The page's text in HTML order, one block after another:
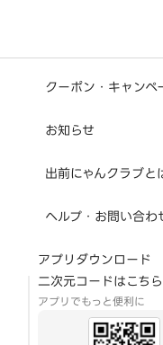
クーポン・キャンペ
お知らせ
出前にゃんクラブと
ヘルプ・お問い合わ
アプリダウンロード
二次元コードはこちら
アプリでもっと便利に